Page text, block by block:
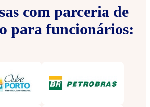
com parceria de
para funcionários: